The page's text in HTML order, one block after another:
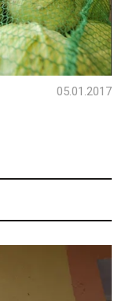
05.01.2017